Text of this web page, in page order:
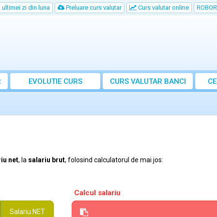
ultimei zi din luna Preluare curs valutar Curs valutar online ROBOR
EVOLUTIE CURS CURS VALUTAR BANCI
net, la salariu brut, folosind calculatorul de mai jos:
Salariu NET
Calcul salariu